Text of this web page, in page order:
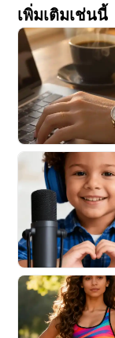
เพิ่มเติมเช่นนี้